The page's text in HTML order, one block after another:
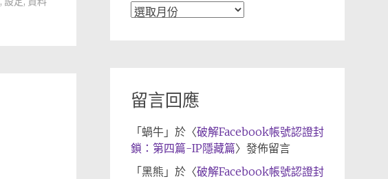
文
留言回應
「 蝸牛」於〈破解Facebook帳號認證封
鎖：第四篇-IP隱藏篇〉發佈留言
「 黑熊 」於〈破解Facebook帳號認證封